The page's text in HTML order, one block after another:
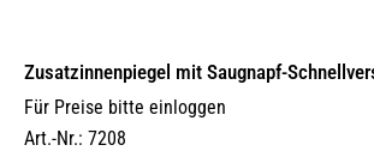
Zusatzinnenpiegel mit Saugnapf-
Für Preise bitte einloggen
Art.-Nr.: 7208